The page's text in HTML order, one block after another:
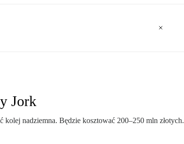
Jork
nadziemna. Będzie kosztować 200–250 mln złotych.